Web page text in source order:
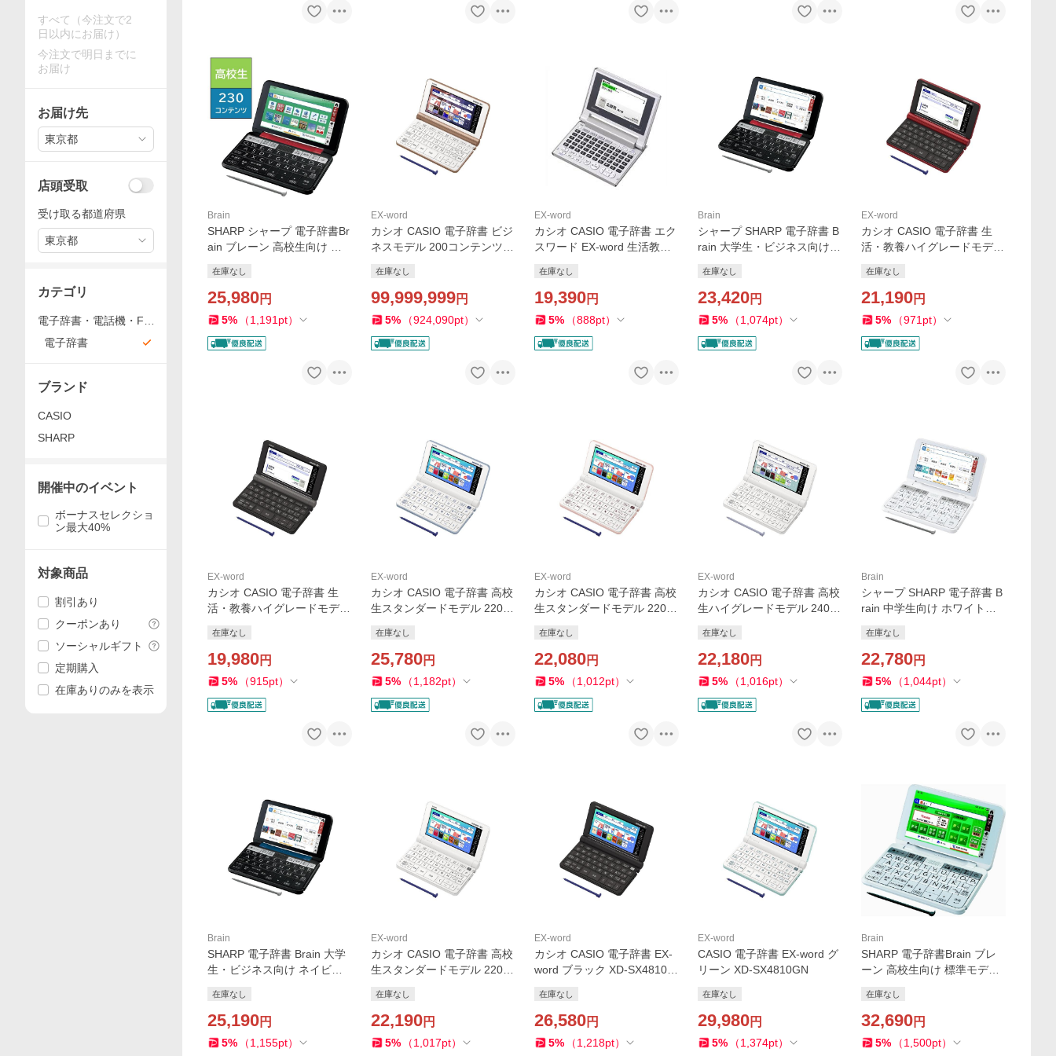
Brain
SHARP シャープ 電子辞書Br
ain ブレーン 高校生向け 標
H2-R
在庫なし
25,980円
5% （1,191 pt）
EX-word
カシオ CASIO 電子辞書 ビジ
ネスモデル 200コンテンツ収
ンクゴールド XD-SX8500PG
在庫なし
99,999,999円
5% （924,090pt）
EX-word
カシオ CASIO 電子辞書 エク
スワード EX-word 生活教養
録 XD-C500GD シャンパン
ゴールド 50音キー配列
在庫なし
19,390円
5% （888pt）
Brain
シャープ SHARP 電子辞書 B
rain 大学生・ビジネス向け
在庫なし
23,420円
5% （1,074pt）
EX-word
カシオ CASIO 電子辞書 生
活・教養ハイグレードモデル
エクスワード レッド XD-SX6
500RD
在庫なし
21,190円
5% （971 pt）
EX-word
カシオ CASIO 電子辞書 生
活・教養ハイグレードモデル
エクスワード ブラック XD-S
X6500BK
在庫なし
19,980円
5% （915pt）
EX-word
カシオ CASIO 電子辞書 高校
生スタンダードモデル 220コ
スワード ブルー XD-SX4810
BU
在庫なし
25,780円
5% （1,182pt）
EX-word
カシオ CASIO 電子辞書 高校
生スタンダードモデル 220コ
スワード ピンク XD-SX4810
PK
在庫なし
22,080円
5% （1,012pt）
EX-word
カシオ CASIO 電子辞書 高校
生ハイグレードモデル 240コ
スワード ホワイト XD-SX49
00WE
在庫なし
22,180円
5% （1,016pt）
Brain
シャープ SHARP 電子辞書 B
rain 中学生向け ホワイト系
在庫なし
22,780円
5% （1,044pt）
Brain
SHARP 電子辞書 Brain 大学
生・ビジネス向け ネイビー
在庫なし
25,190円
5% （1,155pt）
EX-word
カシオ CASIO 電子辞書 高校
生スタンダードモデル 220コ
スワード ホワイト XD-SX48
10WE
在庫なし
22,190円
5% （1,017pt）
EX-word
カシオ CASIO 電子辞書 EX-
word ブラック XD-SX4810B
在庫なし
26,580円
5% （1,218pt）
EX-word
CASIO 電子辞書 EX-word グ
リーン XD-SX4810GN
在庫なし
29,980円
5% （1,374pt）
Brain
SHARP 電子辞書Brain ブレ
ーン 高校生向け 標準モデル
在庫なし
32,690円
5% （1,500pt）
すべて（今注文で2
日以内にお届け）
今注文で明日までに
お届け
お届け先
東京都
店頭受取
受け取る都道府県
東京都
カテゴリ
電子辞書・電話機・FA
X・事務機器
電子辞書
ブランド
CASIO
SHARP
開催中のイベント
ボーナスセレクショ
ン最大40%
対象商品
割引あり
クーポンあり
ソーシャルギフト
定期購入
在庫ありのみを表示